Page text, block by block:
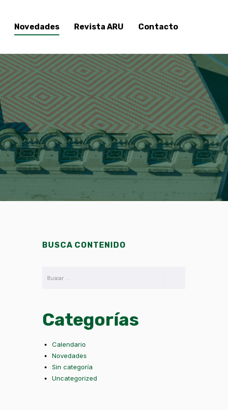
Novedades Revista ARU Contacto
BUSCA CONTENIDO
Categorías
Calendario
Novedades
Sin categoría
Uncategorized